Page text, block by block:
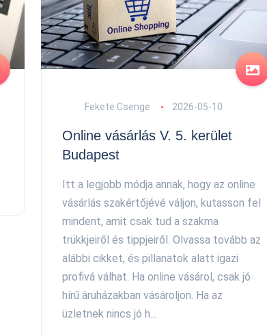
Fekete Csenge 2026-05-10
Online vásárlás V. 5. kerület
Budapest
Itt a legjobb módja annak, hogy az online
vásárlás szakértőjévé váljon, kutasson fel
mindent, amit csak tud a szakma
trükkjeiről és tippjeiről. Olvassa tovább az
alábbi cikket, és pillanatok alatt igazi
profivá válhat. Ha online vásárol, csak jó
hírű áruházakban vásároljon. Ha az
üzletnek nincs jó h...